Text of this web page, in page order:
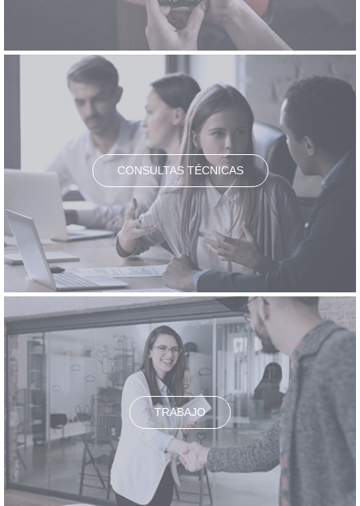
CONSULTAS TÉCNICAS
TRABAJO